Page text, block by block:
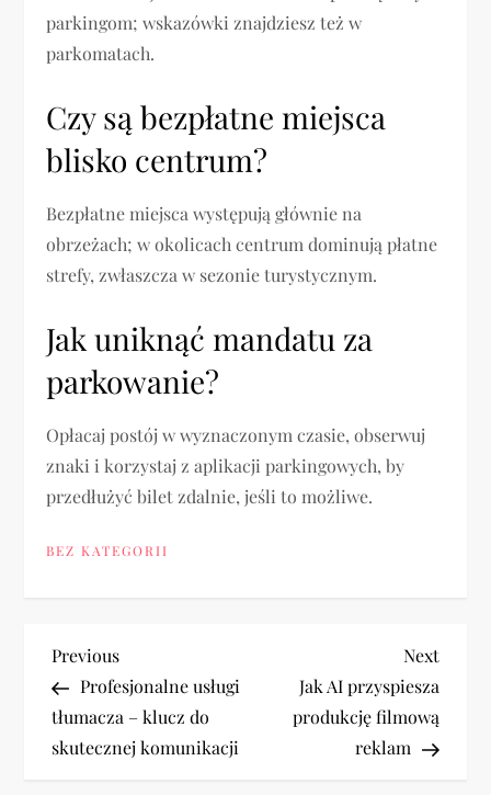
parkingom; wskazówki znajdziesz też w
parkomatach.
Czy są bezpłatne miejsca
blisko centrum?
Bezpłatne miejsca występują głównie na
obrzeżach; w okolicach centrum dominują płatne
strefy, zwłaszcza w sezonie turystycznym.
Jak uniknąć mandatu za
parkowanie?
Opłacaj postój w wyznaczonym czasie, obserwuj
znaki i korzystaj z aplikacji parkingowych, by
przedłużyć bilet zdalnie, jeśli to możliwe.
BEZ KATEGORII
N
a
w
Previous
Post
Previous
Profesjonalne usługi
tłumacza – klucz do
skutecznej komunikacji
Next
Post
Next
Jak AI przyspiesza
produkcję filmową
reklam